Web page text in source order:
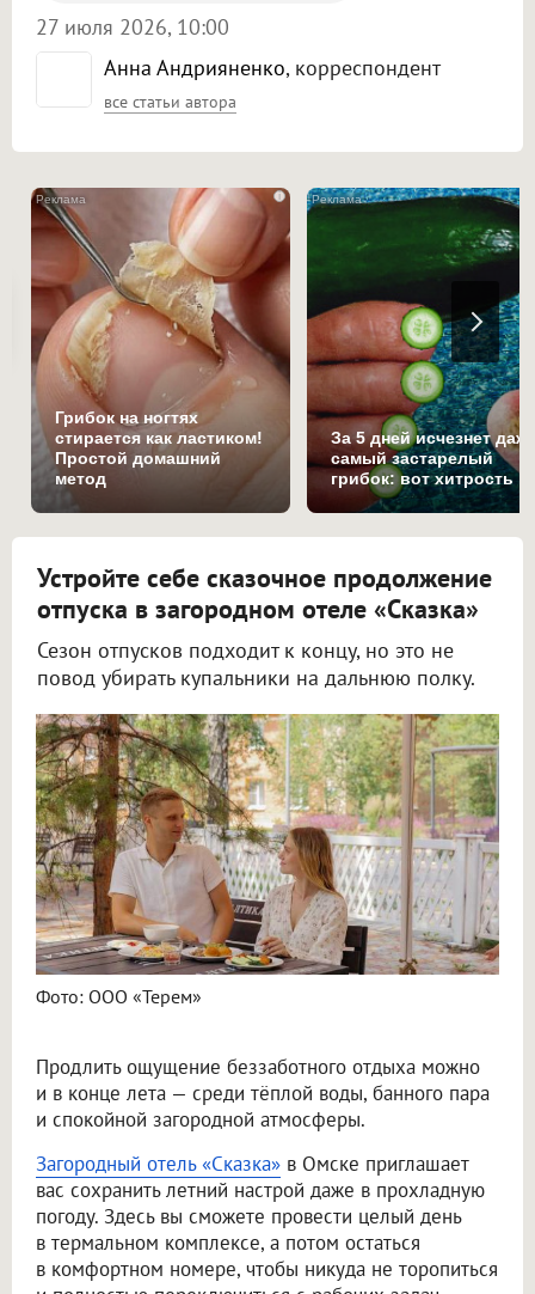
Анна Андрияненко, корреспондент
все статьи автора
27 июля 2026, 10:00
i
Грибок на ногтях
стирается как ластиком!
Простой домашний
метод
За 5 дней исчезнет
самый застарелый
грибок: вот хитрость
Устройте себе сказочное продолжение
отпуска в загородном отеле «Сказка»
Сезон отпусков подходит к концу, но это не
повод убирать купальники на дальнюю полку.
Фото: ООО «Терем»
Продлить ощущение беззаботного отдыха можно
и в конце лета — среди тёплой воды, банного пара
и спокойной загородной атмосферы.
Загородный отель «Сказка» в Омске приглашает
вас сохранить летний настрой даже в прохладную
погоду. Здесь вы сможете провести целый день
в термальном комплексе, а потом остаться
в комфортном номере, чтобы никуда не торопиться